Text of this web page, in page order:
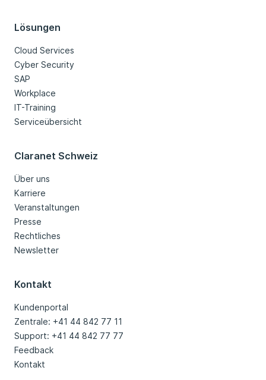
Lösungen
Cloud Services
Cyber Security
SAP
Workplace
IT-Training
Serviceübersicht
Claranet Schweiz
Über uns
Karriere
Veranstaltungen
Presse
Rechtliches
Newsletter
Kontakt
Kundenportal
Zentrale: +41 44 842 77 11
Support: +41 44 842 77 77
Feedback
Kontakt